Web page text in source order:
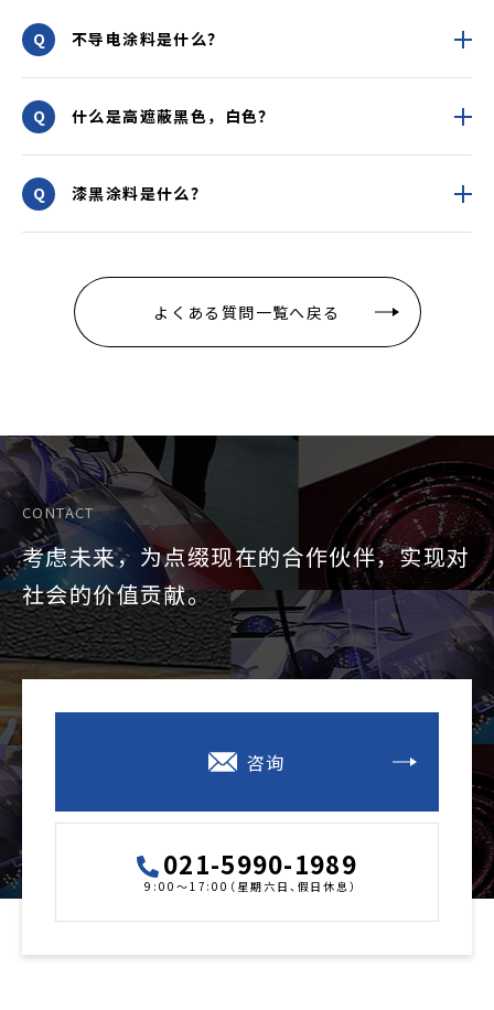
不导电涂料是什么？
什么是高遮蔽黑色，白色？
漆黑涂料是什么？
よくある質問一覧へ戻る
CONTACT
考虑未来，为点缀现在的合作伙伴，实现对
社会的价值贡献。
咨询
021-5990-1989
9:00～17:00（星期六日、假日休息）